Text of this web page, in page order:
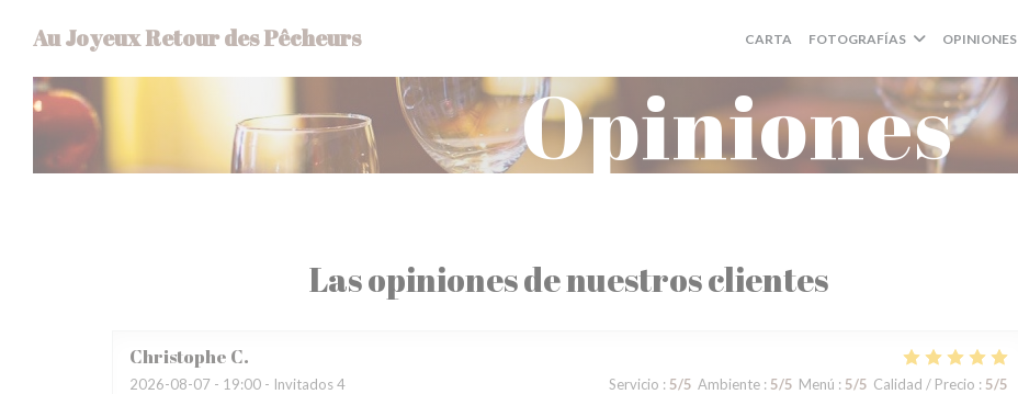
Au Joyeux Retour des Pêcheurs CARTA FOTOGRAFÍAS OPINIONES
Opiniones
Las opiniones de nuestros clientes
Christophe C
2026-08-07 - 19:00 - Invitados 4 Servicio : 5/5 Ambiente: 5/5 Menú : 5/5 Calidad / Precio : 5/5